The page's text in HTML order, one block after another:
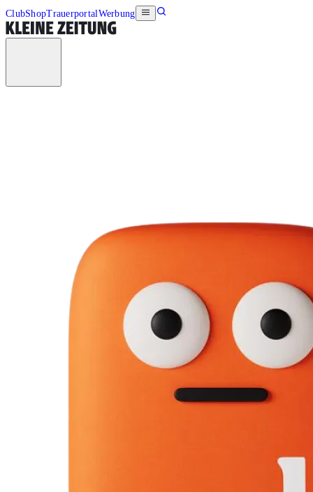
ClubShopTrauerportalWerbung